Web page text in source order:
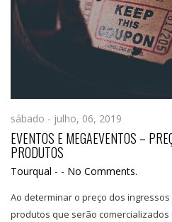
sábado - julho, 06, 2019
EVENTOS E MEGAEVENTOS –
PRODUTOS
Tourqual - - No Comments.
Ao determinar o preço dos
produtos que serão